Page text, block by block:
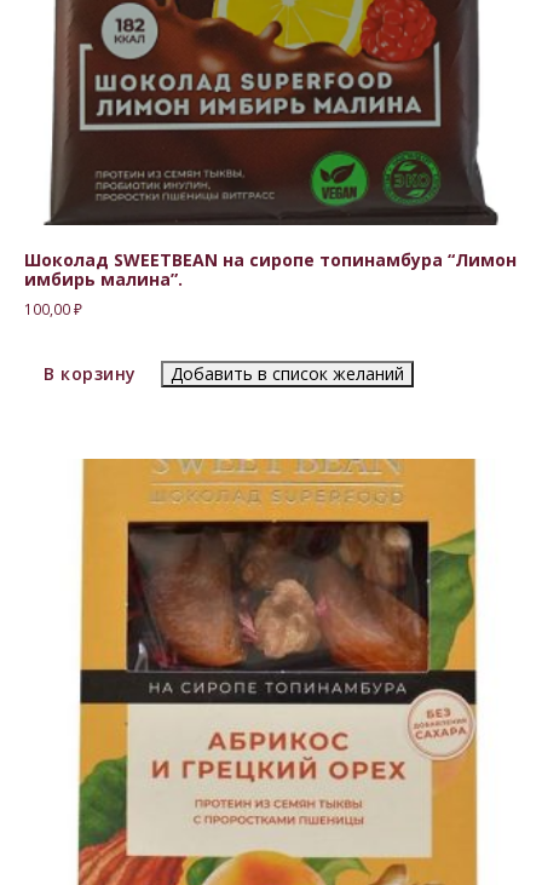
Шоколад SWEETBEAN на сиропе топинамбура “Лимон
имбирь малина”.
100,00₽
В корзину Добавить в список желаний